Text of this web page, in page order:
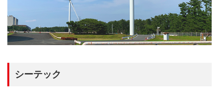
シーテック